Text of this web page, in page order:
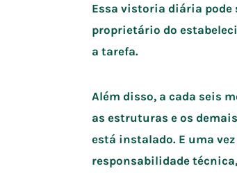
Essa vistoria diária pode
proprietário do
a tarefa.
Além disso, a cada seis
as estruturas e os
está instalado. E uma
responsabilidade técnica